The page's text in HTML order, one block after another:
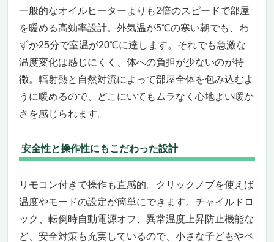
一般的なオイルヒーターよりも2倍のスピードで部屋
を暖める高効率設計。外気温が5℃の寒い朝でも、わ
ずか25分で室温が20℃に達します。それでも急激な
温度変化は感じにくく、体への負担が少ないのが特
徴。輻射熱と自然対流によって部屋全体を包み込むよ
うに暖めるので、どこにいてもムラなく心地よい暖か
さを感じられます。
安全性と操作性にもこだわった設計
リモコン付きで操作も直感的。クリックノブを使えば
温度やモードの設定が簡単にできます。チャイルドロ
ック、転倒時自動電源オフ、異常温度上昇防止機能な
ど、安全対策も充実しているので、小さな子どもやペ